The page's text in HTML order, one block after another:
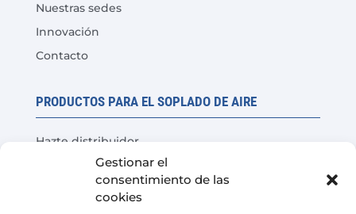
Gestionar el
consentimiento de las
cookies
Nuestras sedes
Innovación
Contacto
PRODUCTOS PARA EL SOPLADO DE AIRE
Hazte distribuidor
Prueba del producto
Preguntas Frecuentes